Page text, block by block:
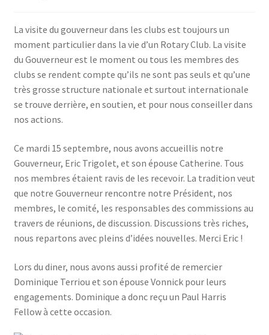
La visite du gouverneur dans les clubs est toujours un
moment particulier dans la vie d’un Rotary Club. La visite
du Gouverneur est le moment ou tous les membres des
clubs se rendent compte qu’ils ne sont pas seuls et qu’une
très grosse structure nationale et surtout internationale
se trouve derrière, en soutien, et pour nous conseiller dans
nos actions.
Ce mardi 15 septembre, nous avons accueillis notre
Gouverneur, Eric Trigolet, et son épouse Catherine. Tous
nos membres étaient ravis de les recevoir. La tradition veut
que notre Gouverneur rencontre notre Président, nos
membres, le comité, les responsables des commissions au
travers de réunions, de discussion. Discussions très riches,
nous repartons avec pleins d’idées nouvelles. Merci Eric !
Lors du diner, nous avons aussi profité de remercier
Dominique Terriou et son épouse Vonnick pour leurs
engagements. Dominique a donc reçu un Paul Harris
Fellow à cette occasion.